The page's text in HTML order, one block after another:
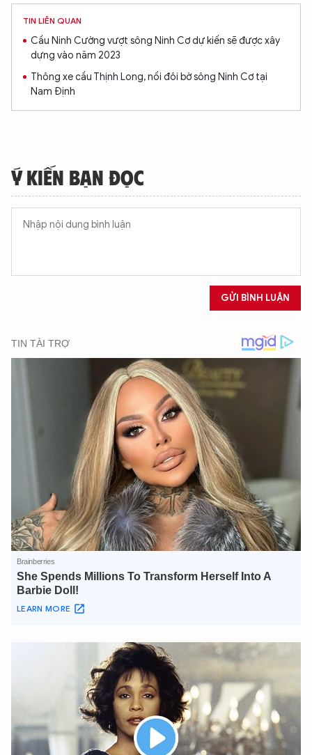
TIN LIÊN QUAN
Cầu Ninh Cường vượt sông Ninh Cơ dự kiến sẽ được xây
dựng vào năm 2023
Thông xe cầu Thịnh Long, nối đôi bờ sông Ninh Cơ tại
Nam Định
Ý KIẾN BẠN ĐỌC
GỬI BÌNH LUẬN